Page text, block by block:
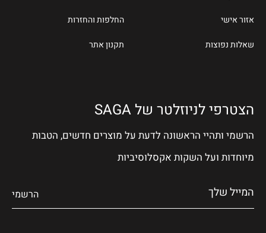
אזור אישי
שאלות נפוצות
החלפות והחזרות
תקנון אתר
הצטרפי לניוזלטר של SAGA
הרשמי ותהיי הראשונה לדעת על מוצרים חדשים, הטבות
מיוחדות ועל השקות אקסלוסיביות